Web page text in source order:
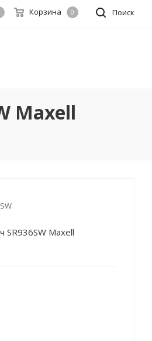
Поиск
Корзина 0
Maxell
Maxell